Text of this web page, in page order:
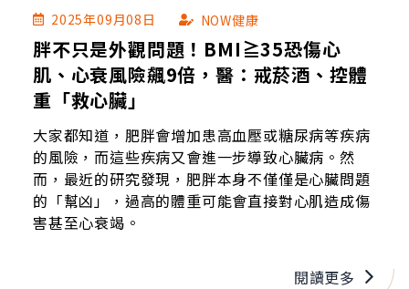
2025年09月08日 NOW健康
胖不只是外觀問題！BMI≧35恐傷心
肌、心衰風險飆9倍，醫：戒菸酒、控體
重「救心臟」
大家都知道，肥胖會增加患高血壓或糖尿病等疾病
的風險，而這些疾病又會進一步導致心臟病。然
而，最近的研究發現，肥胖本身不僅僅是心臟問題
的「幫凶」，過高的體重可能會直接對心肌造成傷
害甚至心衰竭。
閱讀更多